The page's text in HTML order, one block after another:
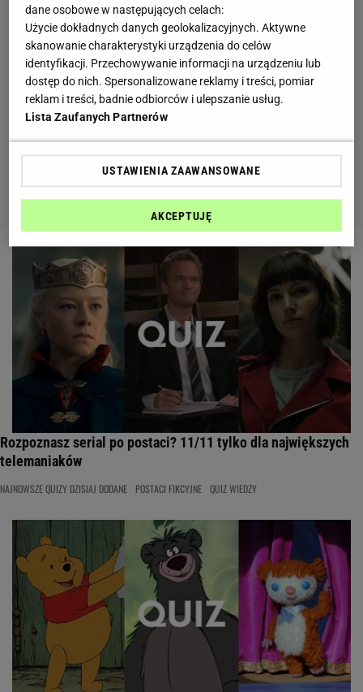
Rozpoznasz serial po postaci? 11/11 tylko dla największych
telemaniaków
NAJNOWSZE QUIZY DZISIAJ DODANE POSTACI FIKCYJNE QUIZ WIEDZY
dane osobowe w następujących celach:
Użycie dokładnych danych geolokalizacyjnych. Aktywne
skanowanie charakterystyki urządzenia do celów
identyfikacji. Przechowywanie informacji na urządzeniu lub
dostęp do nich. Spersonalizowane reklamy i treści, pomiar
reklam i treści, badnie odbiorców i ulepszanie usług.
Lista Zaufanych Partnerów
USTAWIENIA ZAAWANSOWANE
AKCEPTUJĘ